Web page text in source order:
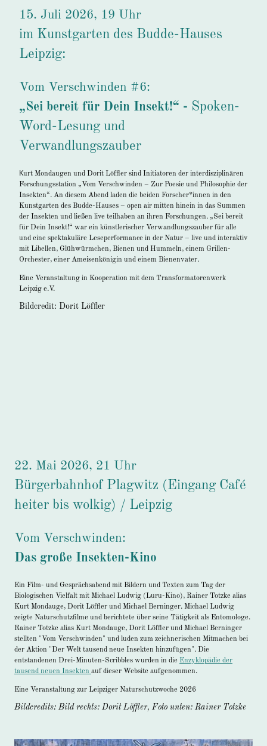
15. Juli 2026, 19 Uhr
im Kunstgarten des Budde-Hauses
Leipzig:
Vom Verschwinden #6:
„Sei bereit für Dein Insekt!“ - Spoken-
Word-Lesung und
Verwandlungszauber
Kurt Mondaugen und Dorit Löffler sind Initiatoren der interdisziplinären
Forschungsstation „Vom Verschwinden – Zur Poesie und Philosophie der
Insekten“. An diesem Abend laden die beiden Forscher*innen in den
Kunstgarten des Budde-Hauses – open air mitten hinein in das Summen
der Insekten und ließen live teilhaben an ihren Forschungen. „Sei bereit
für Dein Insekt!“ war ein künstlerischer Verwandlungszauber für alle
und eine spektakuläre Leseperformance in der Natur – live und interaktiv
mit Libellen, Glühwürmchen, Bienen und Hummeln, einem Grillen-
Orchester, einer Ameisenkönigin und einem Bienenvater.
Eine Veranstaltung in Kooperation mit dem Transformatorenwerk
Leipzig e.V.
Bildcredit: Dorit Löffler
22. Mai 2026, 21 Uhr
Bürgerbahnhof Plagwitz (Eingang Café
heiter bis wolkig) / Leipzig
Vom Verschwinden:
Das große Insekten-Kino
Ein Film- und Gesprächsabend mit Bildern und Texten zum Tag der
Biologischen Vielfalt mit Michael Ludwig (Luru-Kino), Rainer Totzke alias
Kurt Mondauge, Dorit Löffler und Michael Berninger. Michael Ludwig
zeigte Naturschutzfilme und berichtete über seine Tätigkeit als Entomologe.
Rainer Totzke alias Kurt Mondauge, Dorit Löffler und Michael Berninger
stellten "Vom Verschwinden" und luden zum zeichnerischen Mitmachen bei
der Aktion "Der Welt tausend neue Insekten hinzufügen". Die
entstandenen Drei-Minuten-Scribbles wurden in die Enzyklopädie der
tausend neuen Insekten auf dieser Website aufgenommen.
Eine Veranstaltung zur Leipziger Naturschutzwoche 2026
Bildcredits: Bild rechts: Dorit Löffler, Foto unten: Rainer Totzke